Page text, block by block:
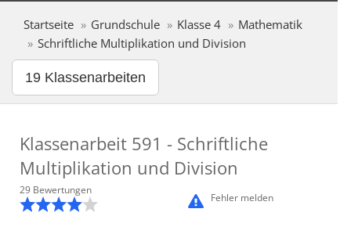
Startseite Grundschule Klasse 4
Mathematik
Schriftliche Multiplikation und Division
19 Klassenarbeiten
Klassenarbeit 591 - Schriftliche
Multiplikation und Division
Fehler melden
29 Bewertungen